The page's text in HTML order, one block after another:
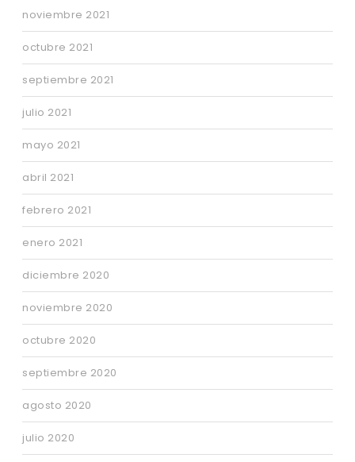
noviembre 2021
octubre 2021
septiembre 2021
julio 2021
mayo 2021
abril 2021
febrero 2021
enero 2021
diciembre 2020
noviembre 2020
octubre 2020
septiembre 2020
agosto 2020
julio 2020